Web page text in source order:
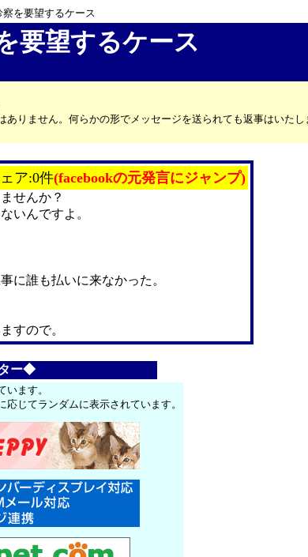
を要望するケース
要望するケース
りません。何らかの形でメッセージを送られても返事はいたし
ア:0件(facebookの元発言にジャンプ)
せんか？
いんですよ。
に誰も払いに来なかった。
すので。
ー◆
ます。
じてランダムに表示されています。